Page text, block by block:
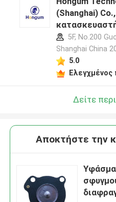
(Shanghai)
5F, No.200
Shanghai China
5.0
Δείτε
Αποκτήστε την